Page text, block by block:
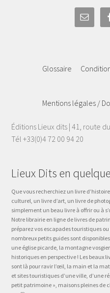
Glossaire
Mentions légales /
Éditions Lieux dits | 41, route
Tél +33(0)4 72 00 94 20
Lieux Dits en
Que vous recherchiez un livre
culturel, un livre d’art, un livre de
simplement un beau livre à offrir ou à
Notre librairie en ligne de livres de
préparez vos escapades touristiques
nombreux petits guides sont
une église picarde, la montagne
historiques en perspective ! Les beaux
sont là pour ravir l’œil, la main et la
et sites touristiques d’une ville, d’une
petit patrimoine », maisons pleines de